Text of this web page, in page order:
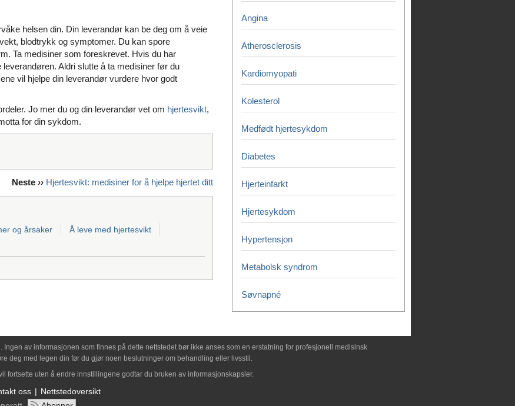
helsen din. Din leverandør kan be deg om å veie
blodtrykk og symptomer. Du kan spore
Ta medisiner som foreskrevet. Hvis du har
Aldri slutte å ta medisiner før du
vil hjelpe din leverandør vurdere hvor godt
Jo mer du og din leverandør vet om hjertesvikt,
for din sykdom.
Neste ›› Hjertesvikt: medisiner for å hjelpe hjertet ditt
og årsaker
Å leve med hjertesvikt
Angina
Atherosclerosis
Kardiomyopati
Kolesterol
Medfødt hjertesykdom
Diabetes
Hjerteinfarkt
Hjertesykdom
Hypertensjon
Metabolsk syndrom
Søvnapné
av informasjonen som finnes på dette nettstedet bør ikke anses som en erstatning for profesjonell medisinsk
deg med legen din før du gjør noen beslutninger om behandling eller livsstil.
fortsette uten å endre innstillingene godtar du bruken av informasjonskapsler.
oss
Nettstedoversikt